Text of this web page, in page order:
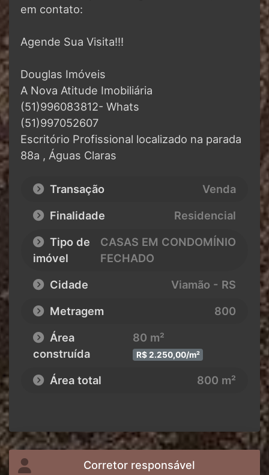
em contato:
Agende Sua Visita!!!
Douglas Imóveis
A Nova Atitude Imobiliária
(51)996083812- Whats
(51)997052607
Escritório Profissional localizado na parada
88a , Águas Claras
Transação
Venda
Finalidade
Residencial
Tipo de
imóvel
CASAS EM CONDOMÍNIO
FECHADO
Cidade
Viamão - RS
Metragem
800
Área
construída
80 m²
R$ 2.250,00/m²
Área total 800 m²
Corretor responsável